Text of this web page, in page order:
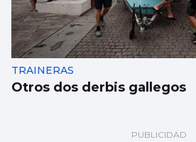
TRAINERAS
Otros dos derbis gallegos